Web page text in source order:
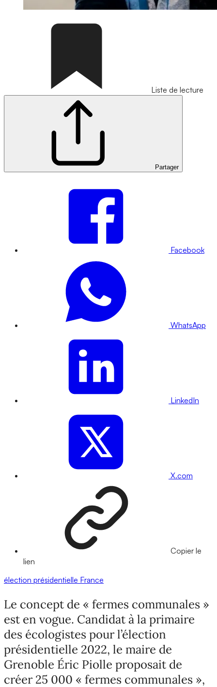
Liste de lecture
Partager
Facebook
WhatsApp
LinkedIn
X.com
Copier le
lien
élection présidentielle France
Le concept de « fermes communales »
est en vogue. Candidat à la primaire
des écologistes pour l’élection
présidentielle 2022, le maire de
Grenoble Éric Piolle proposait de
créer 25 000 « fermes communales »,